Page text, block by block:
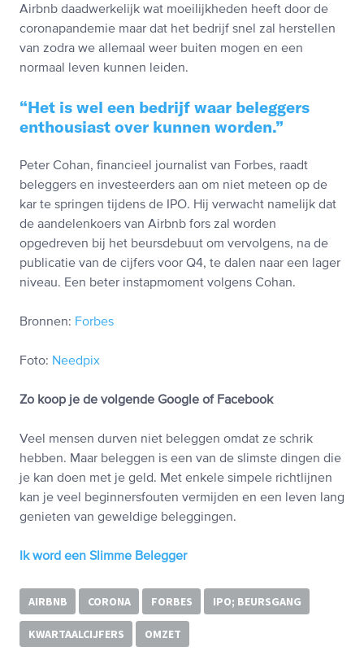
Airbnb daadwerkelijk wat moeilijkheden heeft door de
coronapandemie maar dat het bedrijf snel zal herstellen
van zodra we allemaal weer buiten mogen en een
normaal leven kunnen leiden.
Het is wel een bedrijf waar beleggers
enthousiast over kunnen worden.
Peter Cohan, financieel journalist van Forbes, raadt
beleggers en investeerders aan om niet meteen op de
kar te springen tijdens de IPO. Hij verwacht namelijk dat
de aandelenkoers van Airbnb fors zal worden
opgedreven bij het beursdebuut om vervolgens, na de
publicatie van de cijfers voor Q4, te dalen naar een lager
niveau. Een beter instapmoment volgens Cohan.
Bronnen: Forbes
Foto: Needpix
Zo koop je de volgende Google of Facebook
Veel mensen durven niet beleggen omdat ze schrik
hebben. Maar beleggen is een van de slimste dingen die
je kan doen met je geld. Met enkele simpele richtlijnen
kan je veel beginnersfouten vermijden en een leven lang
genieten van geweldige beleggingen.
Ik word een Slimme Belegger
AIRBNB CORONA FORBES IPO; BEURSGANG
KWARTAALCIJFERS OMZET